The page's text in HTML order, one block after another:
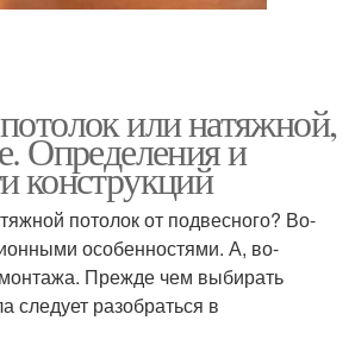
или натяжной,
Определения и
конструкций
потолок от подвесного? Во-
особенностями. А, во-
Прежде чем выбирать
следует разобраться в